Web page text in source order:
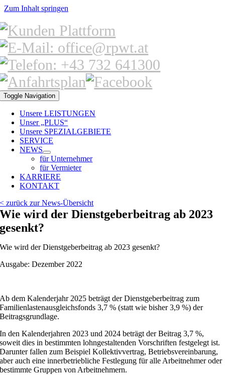
Zum Inhalt springen
Toggle Navigation
Unsere LEISTUNGEN
Unser „PLUS“
Unsere SPEZIALGEBIETE
SERVICE
NEWS
für Unternehmer
für Vermieter
KARRIERE
KONTAKT
< zurück zur News-Übersicht
Wie wird der Dienstgeberbeitrag ab 2023
gesenkt?
Wie wird der Dienstgeberbeitrag ab 2023 gesenkt?
Ausgabe: Dezember 2022
Ab dem Kalenderjahr 2025 beträgt der Dienstgeberbeitrag zum
Familienlastenausgleichsfonds 3,7 % (statt wie bisher 3,9 %) der
Beitragsgrundlage.
In den Kalenderjahren 2023 und 2024 beträgt der Beitrag 3,7 %,
soweit dies in bestimmten lohngestaltenden Vorschriften festgelegt ist.
Darunter fallen zum Beispiel Kollektivvertrag, Betriebsvereinbarung,
aber auch eine innerbetriebliche Festlegung für alle Arbeitnehmer oder
bestimmte Gruppen von Arbeitnehmern.